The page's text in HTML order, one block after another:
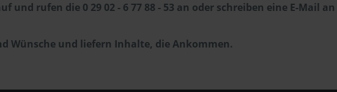
und rufen die 0 29 02 - 6 77 88 - 53 an oder schreiben eine E-Mail an
Wünsche und liefern Inhalte, die Ankommen.